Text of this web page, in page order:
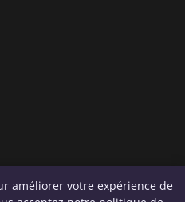
améliorer votre expérience de